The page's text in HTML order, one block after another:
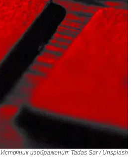
Источник изображения: Tadas Sar / Unsplash